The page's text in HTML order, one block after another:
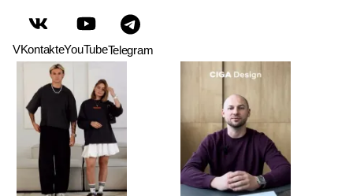
VKontakteYouTubeTelegram